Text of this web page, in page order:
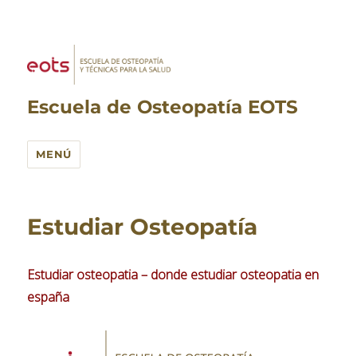
Escuela de Osteopatía EOTS
MENÚ
Estudiar Osteopatía
Estudiar osteopatia – donde estudiar osteopatia en
españa